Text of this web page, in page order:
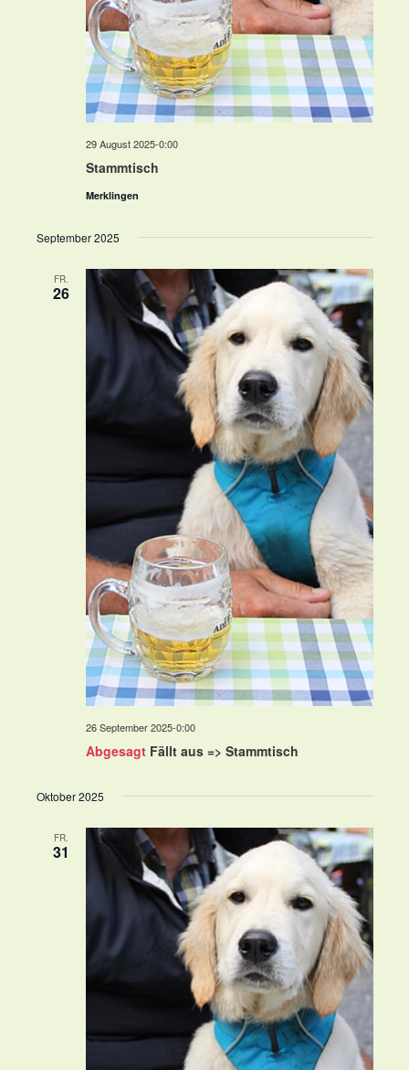
Stammtisch
29 August 2025-0:00
Merklingen
September 2025
FR.
26
Abgesagt Fällt aus => Stammtisch
26 September 2025-0:00
Oktober 2025
FR.
31